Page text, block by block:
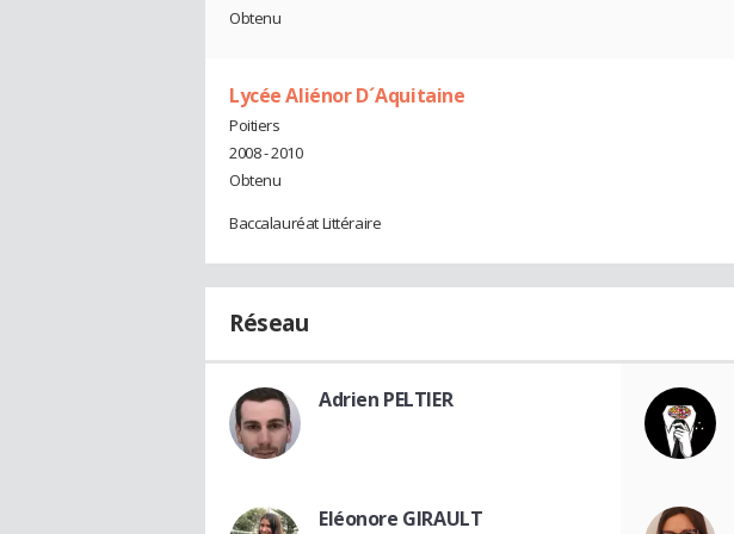
Obtenu
Lycée Aliénor D´Aquitaine
Poitiers
2008 - 2010
Obtenu
Baccalauréat Littéraire
Réseau
Adrien PELTIER
Eléonore GIRAULT